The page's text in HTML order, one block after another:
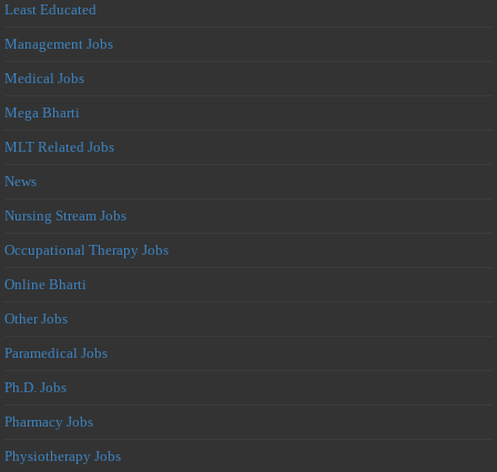
Least Educated
Management Jobs
Medical Jobs
Mega Bharti
MLT Related Jobs
News
Nursing Stream Jobs
Occupational Therapy Jobs
Online Bharti
Other Jobs
Paramedical Jobs
Ph.D. Jobs
Pharmacy Jobs
Physiotherapy Jobs